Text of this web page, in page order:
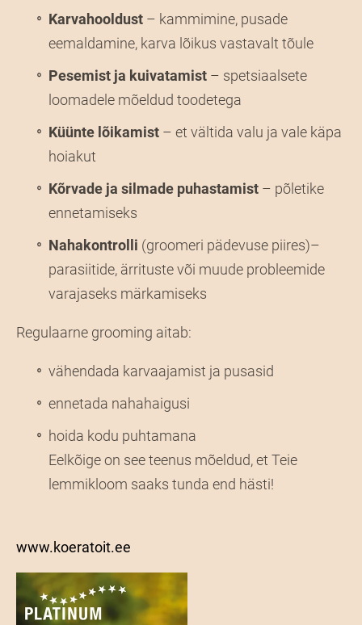
Karvahooldust – kammimine, pusade
eemaldamine, karva lõikus vastavalt tõule
Pesemist ja kuivatamist – spetsiaalsete
loomadele mõeldud toodetega
Küünte lõikamist – et vältida valu ja vale käpa
hoiakut
Kõrvade ja silmade puhastamist – põletike
ennetamiseks
Nahakontrolli (groomeri pädevuse piires)–
parasiitide, ärrituste või muude probleemide
varajaseks märkamiseks
Regulaarne grooming aitab:
vähendada karvaajamist ja pusasid
ennetada nahahaigusi
hoida kodu puhtamana
Eelkõige on see teenus mõeldud, et Teie
lemmikloom saaks tunda end hästi!
www.koeratoit.ee